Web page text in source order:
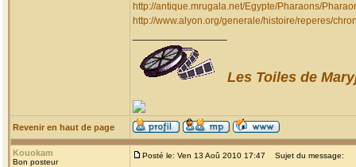
http://antique.mrugala.net/Egypte/Pharaons/
http://www.alyon.org/generale/histoire/reperes/
Les Toiles de
Revenir en haut de page
Kouokam
Bon posteur
Posté le: Ven 13 Aoû 2010 17:47 Sujet du message: